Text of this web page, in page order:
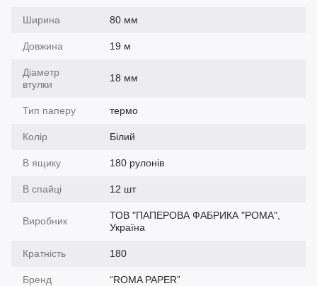
Ширина 80 мм
Довжина 19 м
Діаметр
втулки
18 мм
Тип паперу термо
Колір Білий
В ящику 180 рулонів
В спайці 12 шт
Виробник
ТОВ "ПАПЕРОВА ФАБРИКА "РОМА",
Україна
Кратність 180
Бренд “ROMA PAPER”